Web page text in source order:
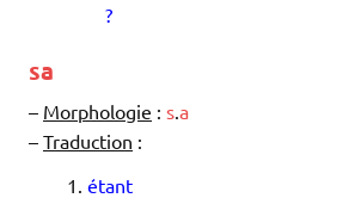
?
sa
– Morphologie : s a
– Traduction :
étant